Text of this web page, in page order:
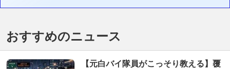
おすすめのニュース
【元白バイ隊員がこっそり教える】覆